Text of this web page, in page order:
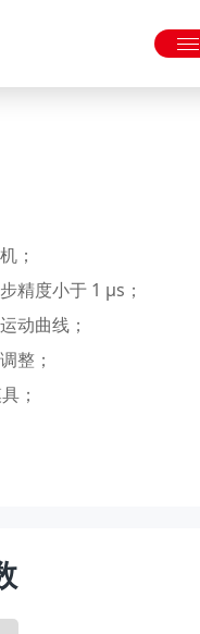
；
精度小于 1 μs；
动曲线；
整；
；